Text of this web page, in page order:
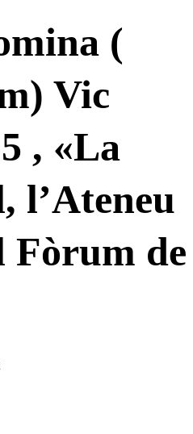
(
Vic
, «La
l’Ateneu
Fòrum de